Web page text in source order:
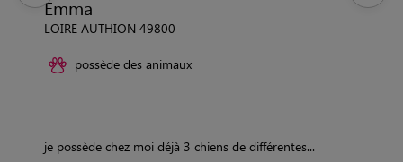
Emma
LOIRE AUTHION 49800
possède des animaux
je possède chez moi déjà 3 chiens de différentes...